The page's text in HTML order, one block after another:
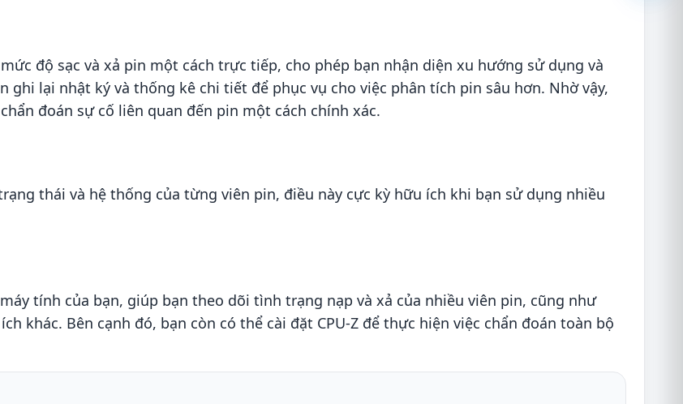
độ sạc và xả pin một cách trực tiếp, cho phép bạn nhận diện xu hướng sử dụng và
lại nhật ký và thống kê chi tiết để phục vụ cho việc phân tích pin sâu hơn. Nhờ vậy,
đoán sự cố liên quan đến pin một cách chính xác.
thái và hệ thống của từng viên pin, điều này cực kỳ hữu ích khi bạn sử dụng nhiều
tính của bạn, giúp bạn theo dõi tình trạng nạp và xả của nhiều viên pin, cũng như
khác. Bên cạnh đó, bạn còn có thể cài đặt CPU-Z để thực hiện việc chẩn đoán toàn bộ